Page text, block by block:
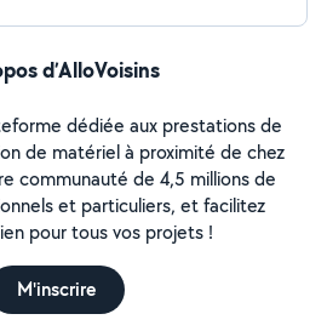
d’AlloVoisins
dédiée aux prestations de
de matériel à proximité de chez
communauté de 4,5 millions de
et particuliers, et facilitez
pour tous vos projets !
M'inscrire